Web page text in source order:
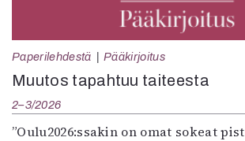
Paperilehdestä Pääkirjoitus
Muutos tapahtuu taiteesta
2–3/2026
”Oulu2026:ssakin on omat sokeat